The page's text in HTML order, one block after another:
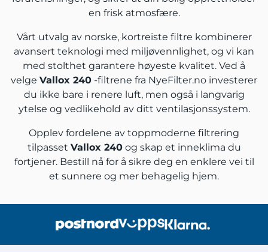
en frisk atmosfære.
Vårt utvalg av norske, kortreiste filtre kombinerer
avansert teknologi med miljøvennlighet, og vi kan
med stolthet garantere høyeste kvalitet. Ved å
velge Vallox 240 -filtrene fra NyeFilter.no investerer
du ikke bare i renere luft, men også i langvarig
ytelse og vedlikehold av ditt ventilasjonssystem.
Opplev fordelene av toppmoderne filtrering
tilpasset Vallox 240og skap et inneklima du
fortjener. Bestill nå for å sikre deg en enklere vei til
et sunnere og mer behagelig hjem.